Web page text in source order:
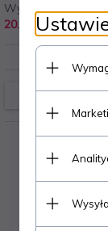
Wysyłka od:
20.00 PLN
OPIS